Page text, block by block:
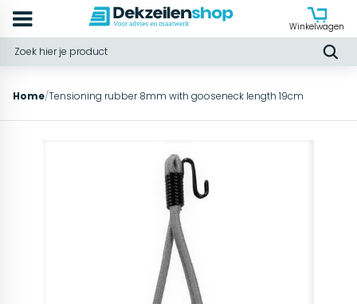
Winkelwagen
Home/Tensioning rubber 8mm with gooseneck length 19cm